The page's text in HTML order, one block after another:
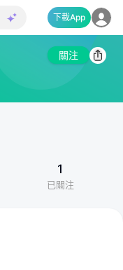
下載App
關注
1
已關注